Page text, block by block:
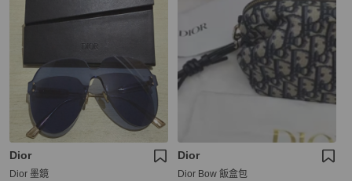
Dior
Dior 墨鏡
Dior
Dior Bow 飯盒包